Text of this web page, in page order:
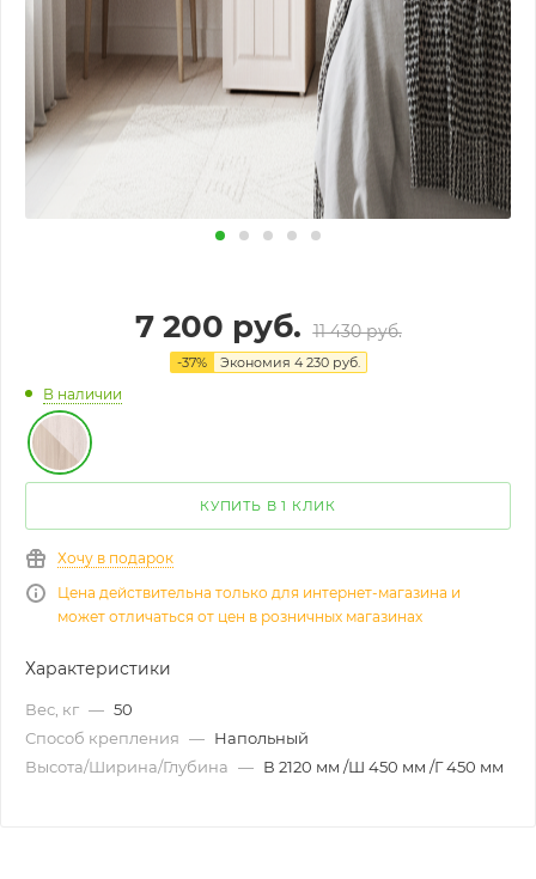
7 200 руб. 11 430руб.
-37% Экономия 4 230руб.
В наличии
КУПИТЬ В 1 КЛИК
Хочу в подарок
Цена действительна только для интернет-магазина и
может отличаться от цен в розничных магазинах
Характеристики
Вес, кг — 50
Способ крепления — Напольный
Высота/Ширина/Глубина — В 2120 мм /Ш 450 мм /Г 450 мм